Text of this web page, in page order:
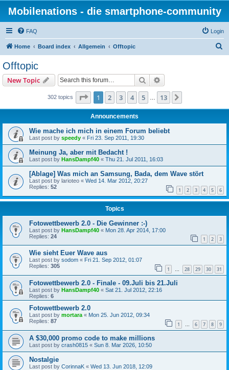
Mobilenations - die smartphone-community
FAQ Login
Home Board index Allgemein Offtopic
Offtopic
New Topic Search
302 topics Page 1of 13
1 2 3 4 5 13
Announcements
Wie mache ich mich in einem Forum beliebt
Last post by speedy « Fri 23. Sep 2011, 19:30
Meinung Ja, aber mit Bedacht !
Last post by HansDampf40 « Thu 21. Jul 2011, 16:03
[Ablage] Was mich an Samsung, Bada, dem Wave stört
Last post by larioteo « Wed 14. Mar 2012, 20:27
Replies: 52 1 2 3 4 5 6
Topics
Fotowettbewerb 2.0 - Die Gewinner :-)
Last post by HansDampf40 « Mon 28. Apr 2014, 17:00
Replies: 24 1 2 3
Wie sieht Euer Wave aus
Last post by sodom « Fri 21. Sep 2012, 01:07
Replies: 305 1 … 28 29 30 31
Fotowettbewerb 2.0 - Finale - 09.Juli bis 21.Juli
Last post by HansDampf40 « Sat 21. Jul 2012, 22:16
Replies: 6
Fotowettbewerb 2.0
Last post by mortara « Mon 25. Jun 2012, 09:34
Replies: 87 1 … 6 7 8 9
A $30,000 promo code to make millions
Last post by crash0815 « Sun 8. Mar 2026, 10:50
Nostalgie
Last post by CorinnaK « Wed 13. Jun 2018, 12:09